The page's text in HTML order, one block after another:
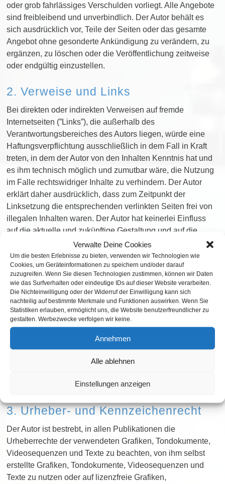
Verwalte Deine Cookies
Um die besten Erlebnisse zu bieten, verwenden wir Technologien wie
Cookies, um Geräteinformationen zu speichern und/oder darauf
zuzugreifen. Wenn Sie diesen Technologien zustimmen, können wir Daten
wie das Surfverhalten oder eindeutige IDs auf dieser Website verarbeiten.
Die Nichteinwilligung oder der Widerruf der Einwilligung kann sich
nachteilig auf bestimmte Merkmale und Funktionen auswirken. Wenn Sie
Statistiken erlauben, ermöglicht uns, die Website benutzerfreundlicher zu
gestalten. Werbezwecke verfolgen wir keine.
Annehmen
Alle ablehnen
Einstellungen anzeigen
oder grob fahrlässiges Verschulden vorliegt. Alle Angebote
sind freibleibend und unverbindlich. Der Autor behält es
sich ausdrücklich vor, Teile der Seiten oder das gesamte
Angebot ohne gesonderte Ankündigung zu verändern, zu
ergänzen, zu löschen oder die Veröffentlichung zeitweise
oder endgültig einzustellen.
2. Verweise und Links
Bei direkten oder indirekten Verweisen auf fremde
Internetseiten (”Links”), die außerhalb des
Verantwortungsbereiches des Autors liegen, würde eine
Haftungsverpflichtung ausschließlich in dem Fall in Kraft
treten, in dem der Autor von den Inhalten Kenntnis hat und
es ihm technisch möglich und zumutbar wäre, die Nutzung
im Falle rechtswidriger Inhalte zu verhindern. Der Autor
erklärt daher ausdrücklich, dass zum Zeitpunkt der
Linksetzung die entsprechenden verlinkten Seiten frei von
illegalen Inhalten waren. Der Autor hat keinerlei Einfluss
auf die aktuelle und zukünftige Gestaltung und auf die
Inhalte der gelinkten/verknüpften Seiten. Deshalb
distanziert er sich hiermit ausdrücklich von allen Inhalten
aller gelinkten /verknüpften Seiten, die nach der
Linksetzung verändert wurden. Diese Feststellung gilt für
alle innerhalb des eigenen Internetangebotes gesetzten
Links und Verweise sowie für Fremdeinträge in vom Autor
eingerichteten Gästebüchern, Diskussionsforen und
Mailinglisten. Für illegale, fehlerhafte oder unvollständige
Inhalte und insbesondere für Schäden, die aus der Nutzung
oder Nichtnutzung solcherart dargebotener Informationen
entstehen, haftet allein der Anbieter der Seite, auf welche
jeweilige Veröffentlichung lediglich verweist.
3. Urheber- und Kennzeichenrecht
Der Autor ist bestrebt, in allen Publikationen die
Urheberrechte der verwendeten Grafiken, Tondokumente,
Videosequenzen und Texte zu beachten, von ihm selbst
erstellte Grafiken, Tondokumente, Videosequenzen und
Texte zu nutzen oder auf lizenzfreie Grafiken,